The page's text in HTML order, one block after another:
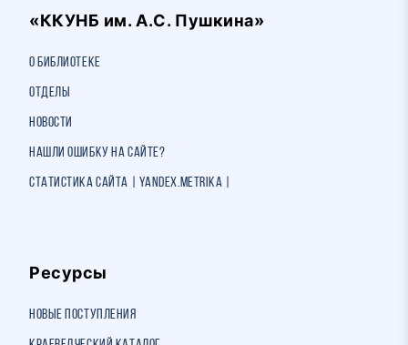
«ККУНБ им. А.С. Пушкина»
О библиотеке
Отделы
Новости
Нашли ошибку на сайте?
Статистика сайта | Yandex.Metrika |
Ресурсы
Новые поступления